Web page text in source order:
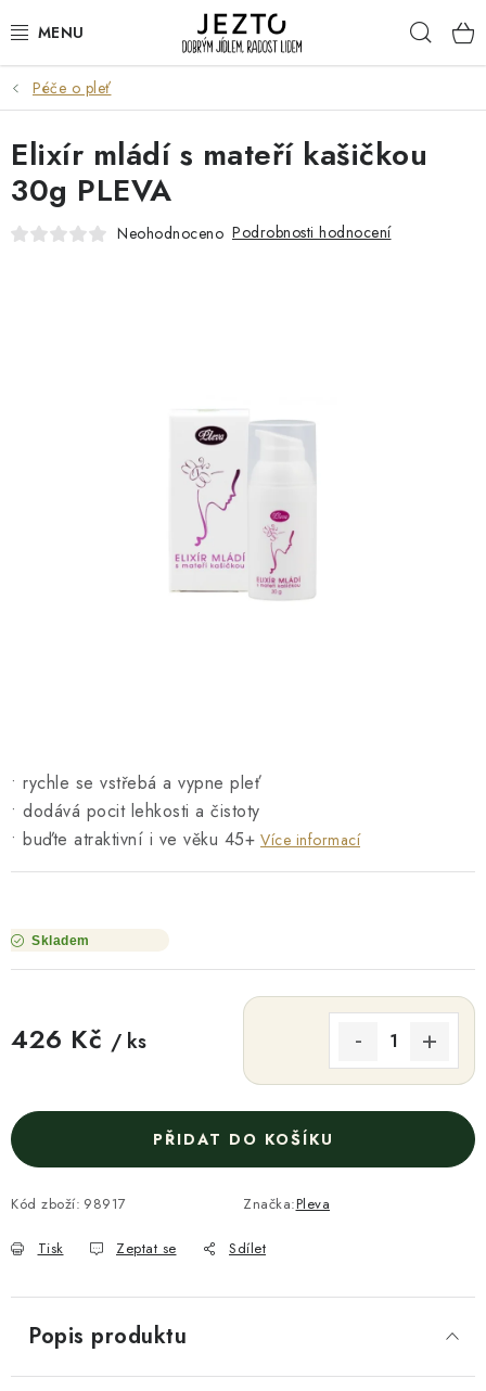
na
DÁRKOVÉ SADY
TRVANLIVÉ
DROGERIE A KOSMETIKA
FIREMNÍ DÁRKY
Péče o pleť
• rychle se vstřebá a vypne pleť
• dodává pocit lehkosti a čistoty
• buďte atraktivní i ve věku 45+ Více informací
Skladem
426 Kč / ks
PŘIDAT DO KOŠÍKU
Kód zboží: 98917 Značka:Pleva
Tisk Zeptat se Sdílet
Elixír mládí s mateří kašičkou
30g PLEVA
Neohodnoceno Podrobnosti hodnocení
Popis produktu